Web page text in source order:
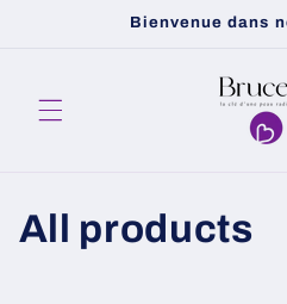
Bienvenue dans
C
All products